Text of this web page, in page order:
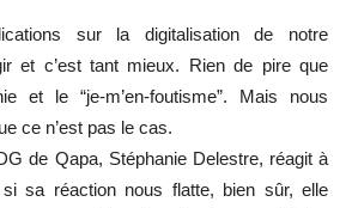
sur la digitalisation de notre
et c’est tant mieux. Rien de pire que
et le “je-m’en-foutisme”. Mais nous
ce n’est pas le cas.
de Qapa, Stéphanie Delestre, réagit à
sa réaction nous flatte, bien sûr, elle